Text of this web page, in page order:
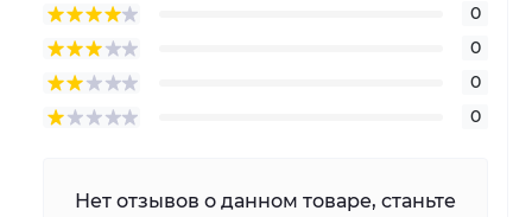
0
0
0
0
Нет отзывов о данном товаре, станьте